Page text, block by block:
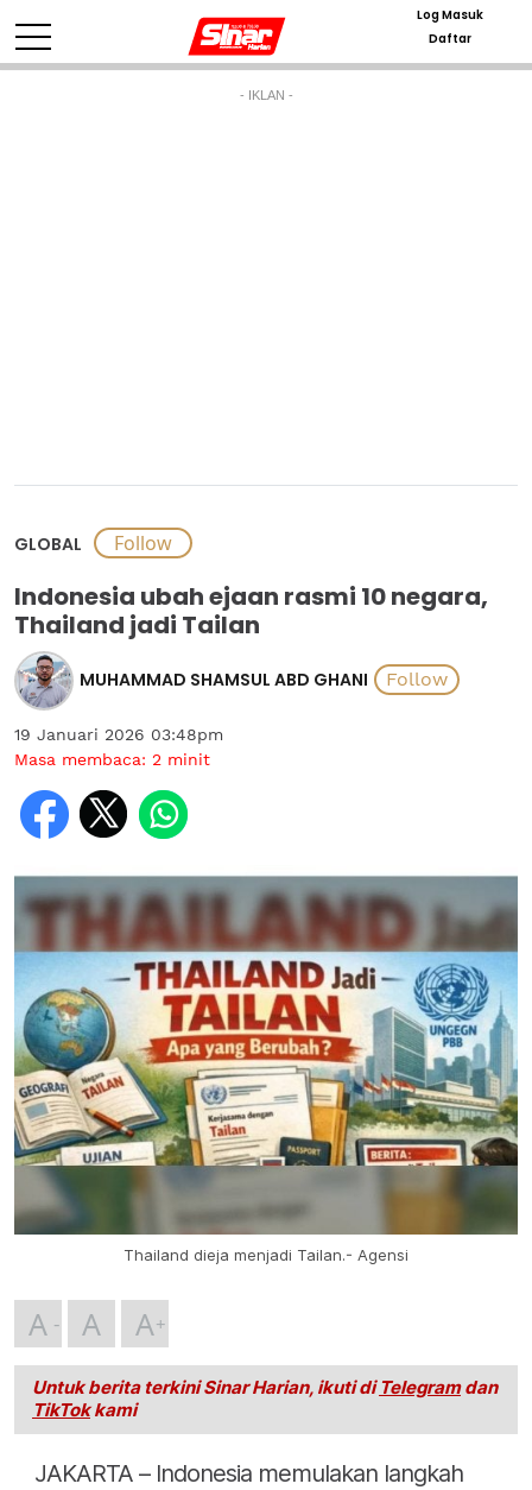
Log Masuk
Daftar
- IKLAN -
GLOBAL
Indonesia ubah ejaan rasmi 10 negara,
Thailand jadi Tailan
MUHAMMAD SHAMSUL ABD GHANI
19 Januari 2026 03:48pm
Masa membaca: 2 minit
Thailand dieja menjadi Tailan.- Agensi
A A A
Untuk berita terkini Sinar Harian, ikuti di Telegramdan
TikTokkami
JAKARTA – Indonesia memulakan langkah